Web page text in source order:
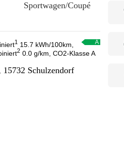
Sportwagen/Coupé
1
15.7 kWh/100km,
2 0.0 g/km, CO2-Klasse A
Schulzendorf